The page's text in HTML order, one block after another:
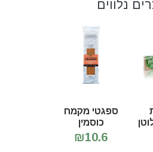
נלווים
ספגטי מקמח
כוסמין
₪10.6